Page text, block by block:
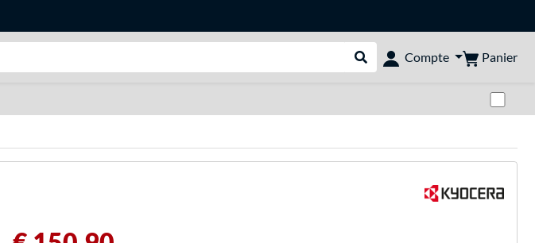
Rechercher dans le shop
Compte Panier